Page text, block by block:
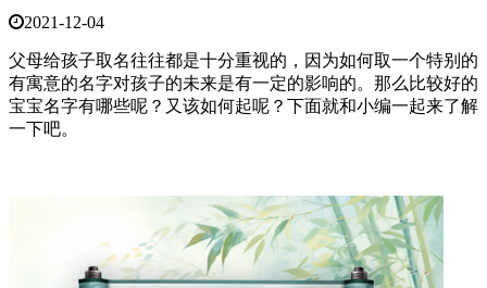
2021-12-04
父母给孩子取名往往都是十分重视的，因为如何取一个特别的
有寓意的名字对孩子的未来是有一定的影响的。那么比较好的
宝宝名字有哪些呢？又该如何起呢？下面就和小编一起来了解
一下吧。